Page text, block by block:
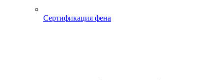
Сертификация фена